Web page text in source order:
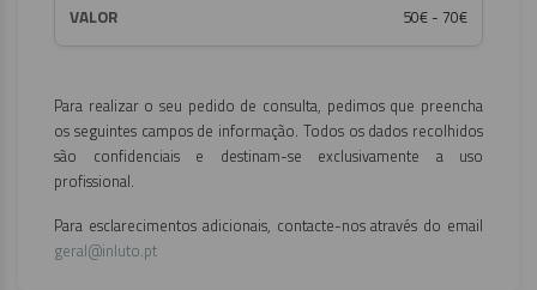
50€ - 70€
Para realizar o seu pedido de consulta, pedimos que preencha
os seguintes campos de informação. Todos os dados recolhidos
são confidenciais e destinam-se exclusivamente a uso
profissional.
Para esclarecimentos adicionais, contacte-nos através do email
geral@inluto.pt